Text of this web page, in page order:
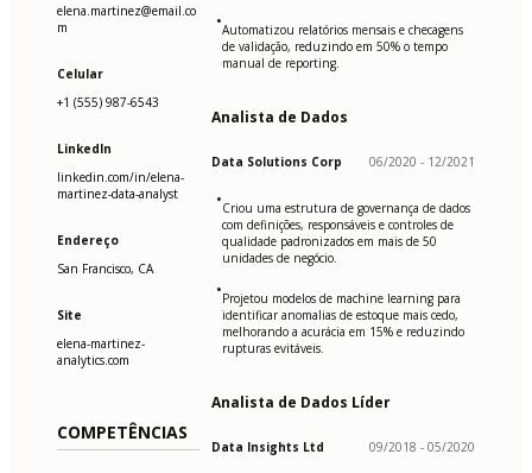
elena.martinez@email.co
m
Celular
+1 (555) 987-6543
LinkedIn
linkedin.com/in/elena-
martinez-data-analyst
Endereço
San Francisco, CA
Site
elena-martinez-
analytics.com
COMPETÊNCIAS
•Automatizou relatórios mensais e checagens
de validação, reduzindo em 50% o tempo
manual de reporting.
Analista de Dados
Data Solutions Corp 06/2020 - 12/2021
•Criou uma estrutura de governança de dados
com definições, responsáveis e controles de
qualidade padronizados em mais de 50
unidades de negócio.
•Projetou modelos de machine learning para
identificar anomalias de estoque mais cedo,
melhorando a acurácia em 15% e reduzindo
rupturas evitáveis.
Analista de Dados Líder
Data Insights Ltd 09/2018 - 05/2020